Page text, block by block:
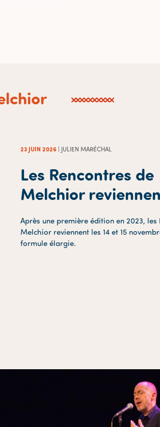
23 JUIN 2026 | JULIEN MARÉCHAL
Les Rencontres de
Melchior
Après une première édition en 2023, les
Melchior reviennent les 14 et 15
formule élargie.